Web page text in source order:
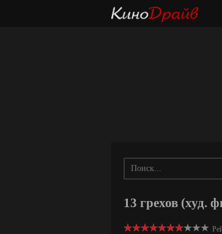
13 грехов (худ.